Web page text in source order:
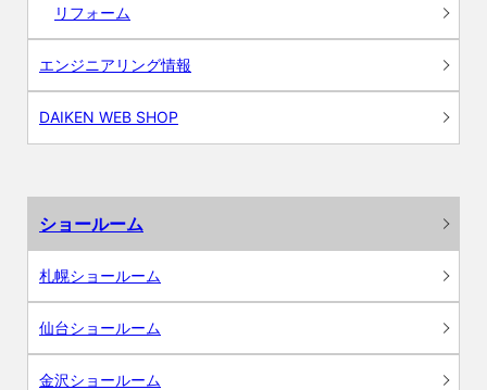
リフォーム
エンジニアリング情報
DAIKEN WEB SHOP
ショールーム
札幌ショールーム
仙台ショールーム
金沢ショールーム